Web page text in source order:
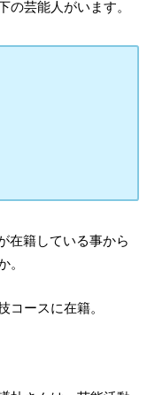
の芸能人がいます。
在籍している事から
。
コースに在籍。